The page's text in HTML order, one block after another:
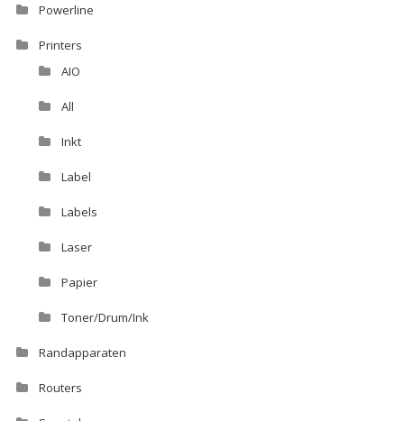
Powerline
Printers
AIO
All
Inkt
Label
Labels
Laser
Papier
Toner/Drum/Ink
Randapparaten
Routers